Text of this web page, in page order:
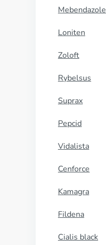
Mebendazole
Loniten
Zoloft
Rybelsus
Suprax
Pepcid
Vidalista
Cenforce
Kamagra
Fildena
Cialis black